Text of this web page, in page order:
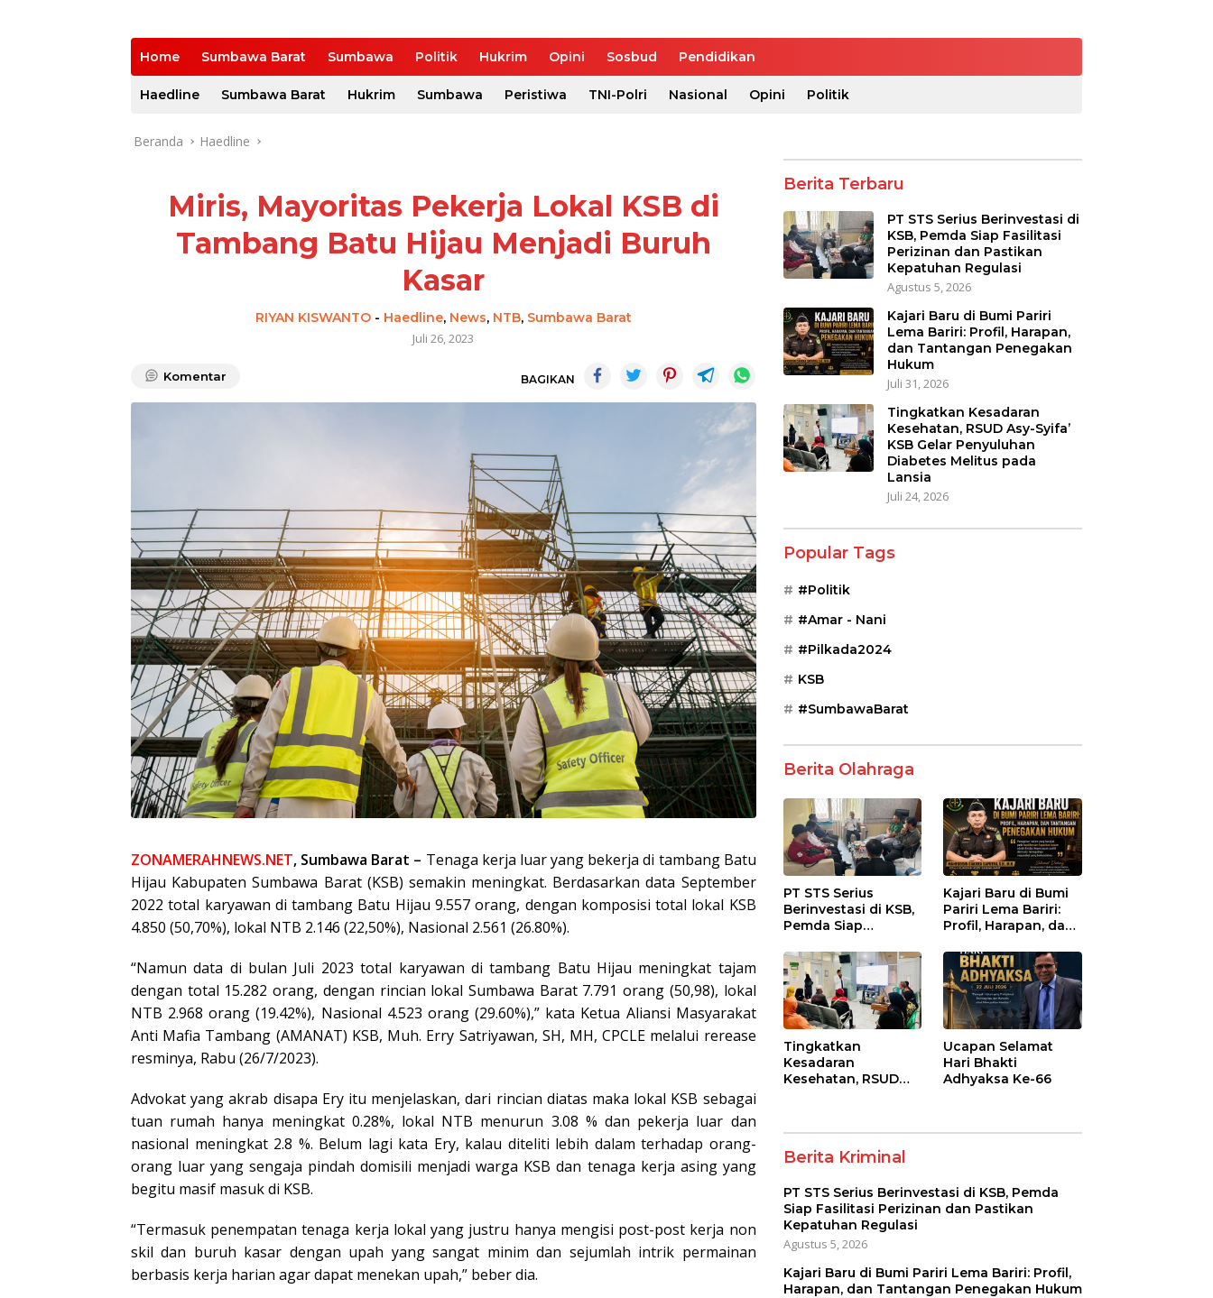
Home Sumbawa Barat Sumbawa Politik Hukrim Opini Sosbud Pendidikan
Haedline Sumbawa Barat Hukrim Sumbawa Peristiwa TNI-Polri Nasional Opini Politik
Beranda Haedline
Miris, Mayoritas Pekerja Lokal KSB di
Tambang Batu Hijau Menjadi Buruh
Kasar
RIYAN KISWANTO- Haedline, News, NTB, Sumbawa Barat
Juli 26, 2023
Komentar BAGIKAN
ZONAMERAHNEWS.NET, Sumbawa Barat – Tenaga kerja luar yang bekerja di tambang Batu
Hijau Kabupaten Sumbawa Barat (KSB) semakin meningkat. Berdasarkan data September
2022 total karyawan di tambang Batu Hijau 9.557 orang, dengan komposisi total lokal KSB
4.850 (50,70%), lokal NTB 2.146 (22,50%), Nasional 2.561 (26.80%).
“Namun data di bulan Juli 2023 total karyawan di tambang Batu Hijau meningkat tajam
dengan total 15.282 orang, dengan rincian lokal Sumbawa Barat 7.791 orang (50,98), lokal
NTB 2.968 orang (19.42%), Nasional 4.523 orang (29.60%),” kata Ketua Aliansi Masyarakat
Anti Mafia Tambang (AMANAT) KSB, Muh. Erry Satriyawan, SH, MH, CPCLE melalui rerease
resminya, Rabu (26/7/2023).
Advokat yang akrab disapa Ery itu menjelaskan, dari rincian diatas maka lokal KSB sebagai
tuan rumah hanya meningkat 0.28%, lokal NTB menurun 3.08 % dan pekerja luar dan
nasional meningkat 2.8 %. Belum lagi kata Ery, kalau diteliti lebih dalam terhadap orang-
orang luar yang sengaja pindah domisili menjadi warga KSB dan tenaga kerja asing yang
begitu masif masuk di KSB.
“Termasuk penempatan tenaga kerja lokal yang justru hanya mengisi post-post kerja non
skil dan buruh kasar dengan upah yang sangat minim dan sejumlah intrik permainan
berbasis kerja harian agar dapat menekan upah,” beber dia.
Berita Terbaru
PT STS Serius Berinvestasi di
KSB, Pemda Siap Fasilitasi
Perizinan dan Pastikan
Kepatuhan Regulasi
Agustus 5, 2026
Kajari Baru di Bumi Pariri
Lema Bariri: Profil, Harapan,
dan Tantangan Penegakan
Hukum
Juli 31, 2026
Tingkatkan Kesadaran
Kesehatan, RSUD Asy-Syifa’
KSB Gelar Penyuluhan
Diabetes Melitus pada
Lansia
Juli 24, 2026
Popular Tags
#Politik
#Amar - Nani
#Pilkada2024
KSB
#SumbawaBarat
Berita Olahraga
PT STS Serius
Berinvestasi di KSB,
Pemda Siap
dan Pastikan
Kepatuhan Regulasi
Kajari Baru di Bumi
Pariri Lema Bariri:
Profil, Harapan, dan
Penegakan Hukum
Tingkatkan
Kesadaran
Kesehatan, RSUD
Ucapan Selamat
Hari Bhakti
Adhyaksa Ke-66
Berita Kriminal
PT STS Serius Berinvestasi di KSB, Pemda
Siap Fasilitasi Perizinan dan Pastikan
Kepatuhan Regulasi
Agustus 5, 2026
Kajari Baru di Bumi Pariri Lema Bariri: Profil,
Harapan, dan Tantangan Penegakan Hukum